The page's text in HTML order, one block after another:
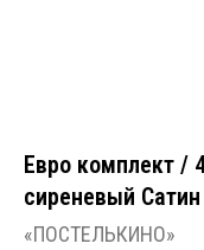
Евро комплект /
сиреневый Сатин
«ПОСТЕЛЬКИНО»